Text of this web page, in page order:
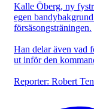
Kalle Öberg, ny
egen
försäsongsträningen.
Han delar även vad
ut inför den
Reporter: Robert